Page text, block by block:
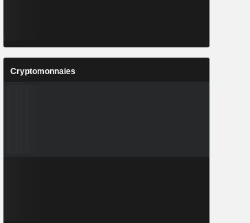
Cryptomonnaies